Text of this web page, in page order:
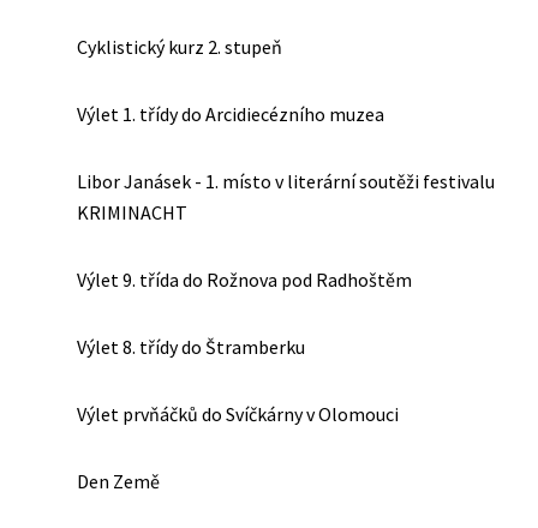
Cyklistický kurz 2. stupeň
Výlet 1. třídy do Arcidiecézního muzea
Libor Janásek - 1. místo v literární soutěži festivalu
KRIMINACHT
Výlet 9. třída do Rožnova pod Radhoštěm
Výlet 8. třídy do Štramberku
Výlet prvňáčků do Svíčkárny v Olomouci
Den Země